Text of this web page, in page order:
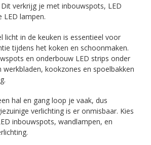
verkrijg je met inbouwspots, LED
LED lampen.
licht in de keuken is essentieel voor
tijdens het koken en schoonmaken.
en onderbouw LED strips onder
werkbladen, kookzones en spoelbakken
hal en gang loop je vaak, dus
verlichting is er onmisbaar. Kies
inbouwspots, wandlampen, en